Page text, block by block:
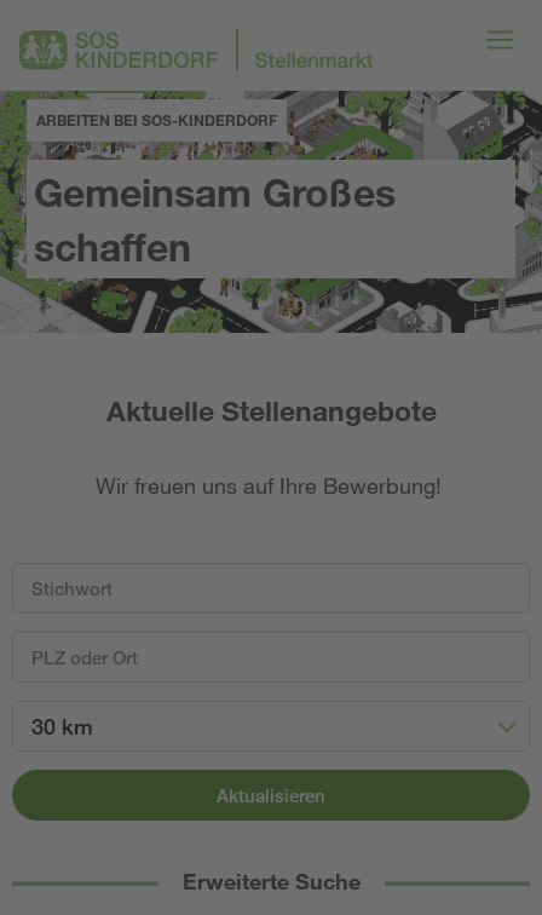
ARBEITEN BEI SOS-KINDERDORF
Gemeinsam Großes
schaffen
Aktuelle Stellenangebote
Wir freuen uns auf Ihre Bewerbung!
30 km
Aktualisieren
Erweiterte Suche